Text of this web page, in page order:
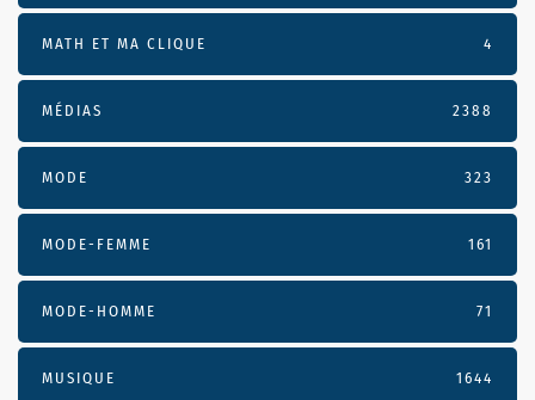
MATH ET MA CLIQUE 4
MÉDIAS 2388
MODE 323
MODE-FEMME 161
MODE-HOMME 71
MUSIQUE 1644